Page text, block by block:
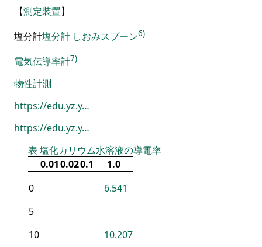
【測定装置】
塩分計塩分計 しおみスプーン6)
電気伝導率計7)
物性計測
https://edu.yz.y…
https://edu.yz.y…
表 塩化カリウム水溶液の導電率
0.010.020.1
1.0
0
6.541
5
10
10.207